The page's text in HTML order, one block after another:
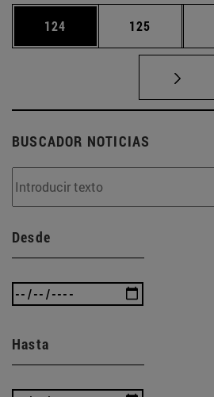
Página
124 Página
125
BUSCADOR NOTICIAS
Desde
Hasta